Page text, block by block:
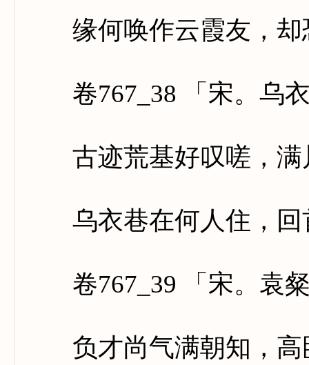
缘何唤作云霞友，却
卷767_38 「宋。乌衣
古迹荒基好叹嗟，满
乌衣巷在何人住，回
卷767_39 「宋。袁
负才尚气满朝知，高